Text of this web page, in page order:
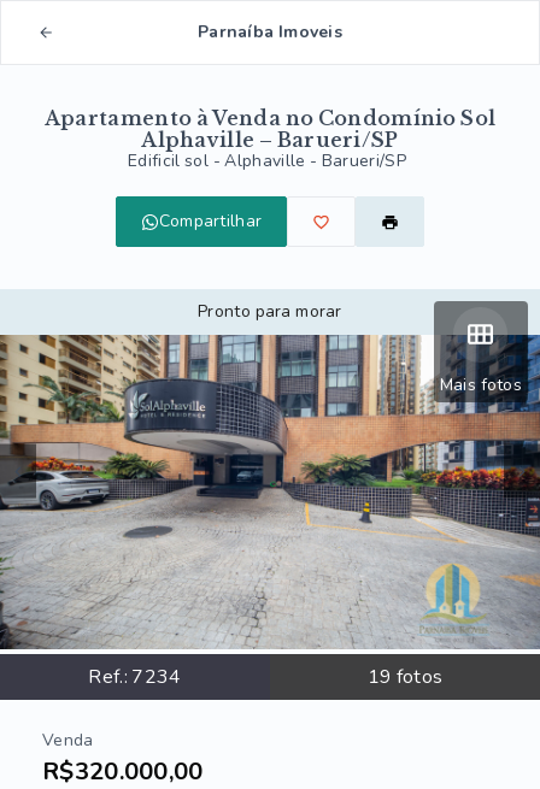
Parnaíba Imoveis
Apartamento à Venda no Condomínio Sol
Alphaville – Barueri/SP
Edificil sol -Alphaville - Barueri/SP
Compartilhar
Mais fotos
Ref.: 7234 19 fotos
Pronto para morar
Venda
R$320.000,00